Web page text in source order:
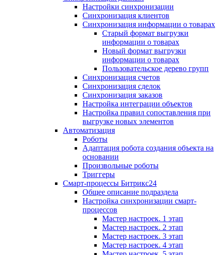
Настройки синхронизации
Синхронизация клиентов
Синхронизация информации о товарах
Старый формат выгрузки
информации о товарах
Новый формат выгрузки
информации о товарах
Пользовательское дерево групп
Синхронизация счетов
Синхронизация сделок
Синхронизация заказов
Настройка интеграции объектов
Настройка правил сопоставления при
выгрузке новых элементов
Автоматизация
Роботы
Адаптация робота создания объекта на
основании
Произвольные роботы
Триггеры
Смарт-процессы Битрикс24
Общее описание подраздела
Настройка синхронизации смарт-
процессов
Мастер настроек. 1 этап
Мастер настроек. 2 этап
Мастер настроек. 3 этап
Мастер настроек. 4 этап